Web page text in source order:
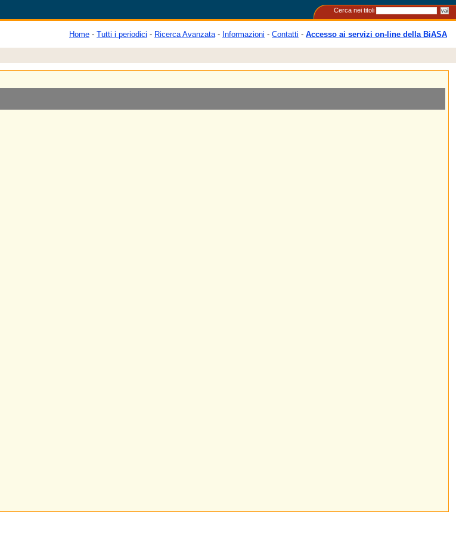
Cerca nei titoli
Home - Tutti i periodici - Ricerca Avanzata- Informazioni - Contatti - Accesso ai servizi on-line della BiASA